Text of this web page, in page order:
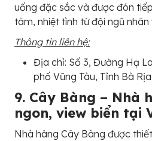
uống đặc sắc và được đón
tâm, nhiệt tình từ đội ngũ
Thông tin liên hệ:
Địa chỉ: Số 3, Đường Hạ
phố Vũng Tàu, Tỉnh Bà
9. Cây Bàng – Nhà
ngon, view biển tại
Nhà hàng Cây Bàng được